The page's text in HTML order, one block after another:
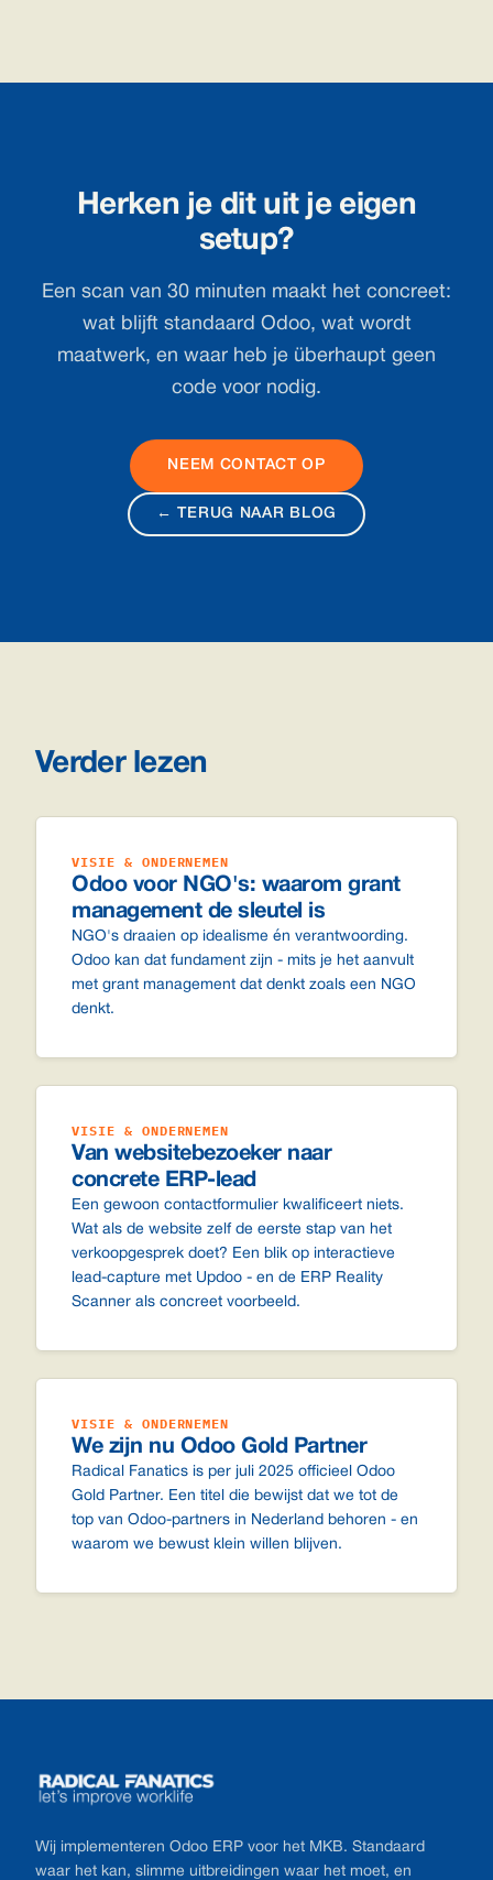
Herken je dit uit je eigen
setup?
Een scan van 30 minuten maakt het concreet:
wat blijft standaard Odoo, wat wordt
maatwerk, en waar heb je überhaupt geen
code voor nodig.
NEEM CONTACT OP
← TERUG NAAR BLOG
Verder lezen
VISIE & ONDERNEMEN
Odoo voor NGO's: waarom grant
management de sleutel is
NGO's draaien op idealisme én verantwoording.
Odoo kan dat fundament zijn - mits je het aanvult
met grant management dat denkt zoals een NGO
denkt.
VISIE & ONDERNEMEN
Van websitebezoeker naar
concrete ERP-lead
Een gewoon contactformulier kwalificeert niets.
Wat als de website zelf de eerste stap van het
verkoopgesprek doet? Een blik op interactieve
lead-capture met Updoo - en de ERP Reality
Scanner als concreet voorbeeld.
VISIE & ONDERNEMEN
We zijn nu Odoo Gold Partner
Radical Fanatics is per juli 2025 officieel Odoo
Gold Partner. Een titel die bewijst dat we tot de
top van Odoo-partners in Nederland behoren - en
waarom we bewust klein willen blijven.
Wij implementeren Odoo ERP voor het MKB. Standaard
waar het kan, slimme uitbreidingen waar het moet, en